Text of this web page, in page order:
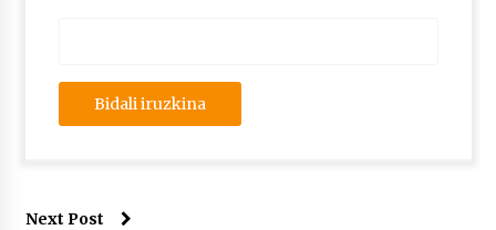
Next Post